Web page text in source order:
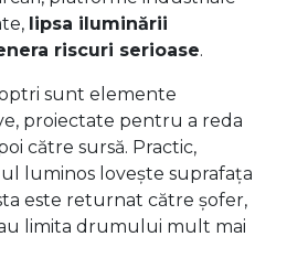
lipsa iluminării
riscuri serioase.
sunt elemente
proiectate pentru a reda
către sursă. Practic,
luminos lovește suprafața
este returnat către șofer,
limita drumului mult mai